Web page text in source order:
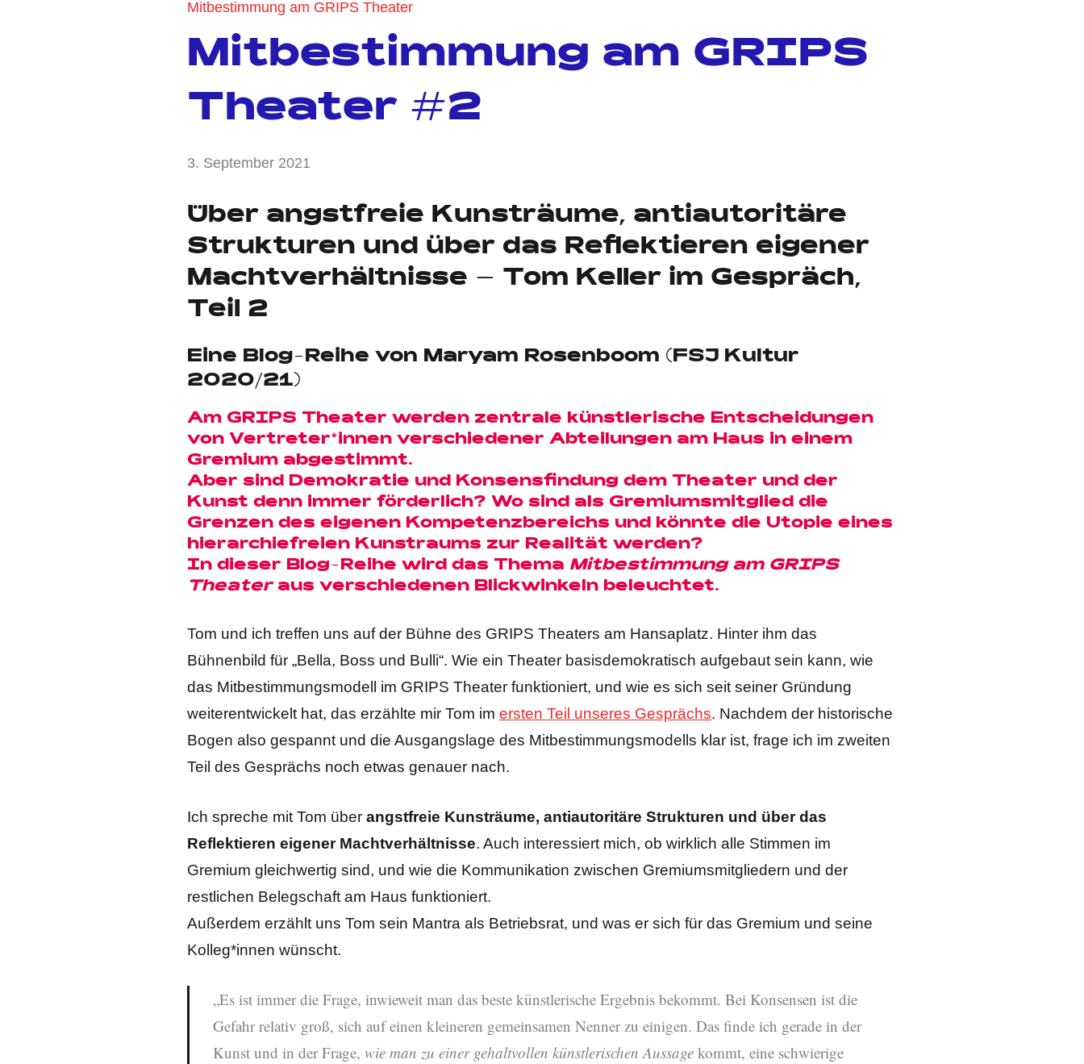
Mitbestimmung am GRIPS Theater
Mitbestimmung am GRIPS
Theater #2
von
Kraus
3. September 2021
Über angstfreie Kunsträume, antiautoritäre
Strukturen und über das Reflektieren eigener
Machtverhältnisse – Tom Keller im Gespräch,
Teil 2
Eine Blog-Reihe von Maryam Rosenboom (FSJ Kultur
2020/21)
Am GRIPS Theater werden zentrale künstlerische Entscheidungen
von Vertreter*innen verschiedener Abteilungen am Haus in einem
Gremium abgestimmt.
Aber sind Demokratie und Konsensfindung dem Theater und der
Kunst denn immer förderlich? Wo sind als Gremiumsmitglied die
Grenzen des eigenen Kompetenzbereichs und könnte die Utopie eines
hierarchiefreien Kunstraums zur Realität werden?
In dieser Blog-Reihe wird das Thema Mitbestimmung am GRIPS
Theater aus verschiedenen Blickwinkeln beleuchtet.
Tom und ich treffen uns auf der Bühne des GRIPS Theaters am Hansaplatz. Hinter ihm das
Bühnenbild für „Bella, Boss und Bulli“. Wie ein Theater basisdemokratisch aufgebaut sein kann, wie
das Mitbestimmungsmodell im GRIPS Theater funktioniert, und wie es sich seit seiner Gründung
weiterentwickelt hat, das erzählte mir Tom im ersten Teil unseres Gesprächs. Nachdem der historische
Bogen also gespannt und die Ausgangslage des Mitbestimmungsmodells klar ist, frage ich im zweiten
Teil des Gesprächs noch etwas genauer nach.
Ich spreche mit Tom über angstfreie Kunsträume, antiautoritäre Strukturen und über das
Reflektieren eigener Machtverhältnisse. Auch interessiert mich, ob wirklich alle Stimmen im
Gremium gleichwertig sind, und wie die Kommunikation zwischen Gremiumsmitgliedern und der
restlichen Belegschaft am Haus funktioniert.
Außerdem erzählt uns Tom sein Mantra als Betriebsrat, und was er sich für das Gremium und seine
Kolleg*innen wünscht.
„Es ist immer die Frage, inwieweit man das beste künstlerische Ergebnis bekommt. Bei Konsensen ist die
Gefahr relativ groß, sich auf einen kleineren gemeinsamen Nenner zu einigen. Das finde ich gerade in der
Kunst und in der Frage, wie man zu einer gehaltvollen künstlerischen Aussagekommt, eine schwierige